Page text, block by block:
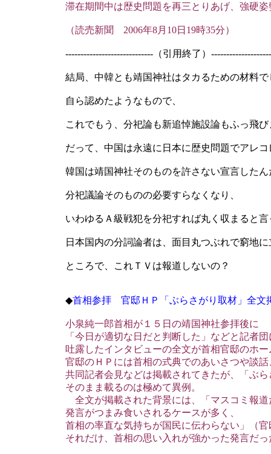
滞在期間中は歴史問題を再三とりあげ、強硬
（読売新聞 2006年8月10日19時35分）
-----------------------------（引用終了）
結局、中韓とも靖国神社はタカるための材料
自ら認めたようなもので、
これでもう、分祀論も新追悼施設論もふっ飛
だって、中国は永遠に日本に歴史問題でアレ
韓国は靖国神社そのものを許さない宣言したん
分祀議論そのものの必要すらなくなり、
いわゆるＡ級戦犯を分祀すれば丸く収まると言
日本国内の分詞論者は、面目丸つぶれで窮地
ところで、これＴＶは報道しないの？
◆首相参拝 官邸ＨＰ「ぶらさがり取材」全文
小泉純一郎首相が１５日の靖国神社参拝後に
「今日が適切な日だと判断した」などと記者
吐露したインタビューの全文が首相官邸のホ
官邸のＨＰには首相の式典でのあいさつや談
共同記者会見などは掲載されてきたが、「ぶ
そのまま載るのは極めて異例。
全文が掲載された背景には、「マスコミ報道
発言がつまみ食いされるケースが多く、
首相の率直な気持ちが国民に伝わらない」（
それだけ、首相の思い入れが強かった発言だ